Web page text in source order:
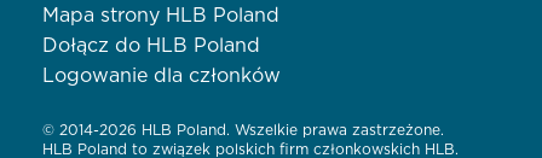
Mapa strony HLB Poland
Dołącz do HLB Poland
Logowanie dla członków
© 2014-2026 HLB Poland. Wszelkie prawa zastrzeżone.
HLB Poland to związek polskich firm członkowskich HLB.